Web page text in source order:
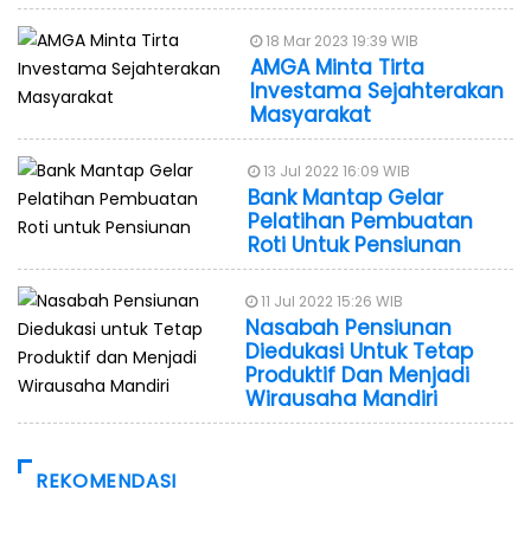
18 Mar 2023 19:39 WIB
AMGA Minta Tirta
Investama Sejahterakan
Masyarakat
13 Jul 2022 16:09 WIB
Bank Mantap Gelar
Pelatihan Pembuatan
Roti Untuk Pensiunan
11 Jul 2022 15:26 WIB
Nasabah Pensiunan
Diedukasi Untuk Tetap
Produktif Dan Menjadi
Wirausaha Mandiri
REKOMENDASI